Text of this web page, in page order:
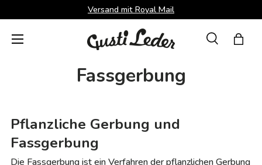
Direkt zum Inhalt
Versand mit Royal Mail
Suche
Menü
Fassgerbung
Pflanzliche Gerbung und
Fassgerbung
Die Fassgerbung ist ein Verfahren der pflanzlichen Gerbung